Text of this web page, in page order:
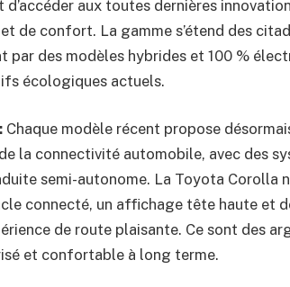
d’accéder aux toutes dernières
de confort. La gamme s’étend des
par des modèles hybrides et 100 %
écologiques actuels.
Chaque modèle récent propose
la connectivité automobile, avec des
semi-autonome. La Toyota Corolla
connecté, un affichage tête haute et
de route plaisante. Ce sont des
et confortable à long terme.